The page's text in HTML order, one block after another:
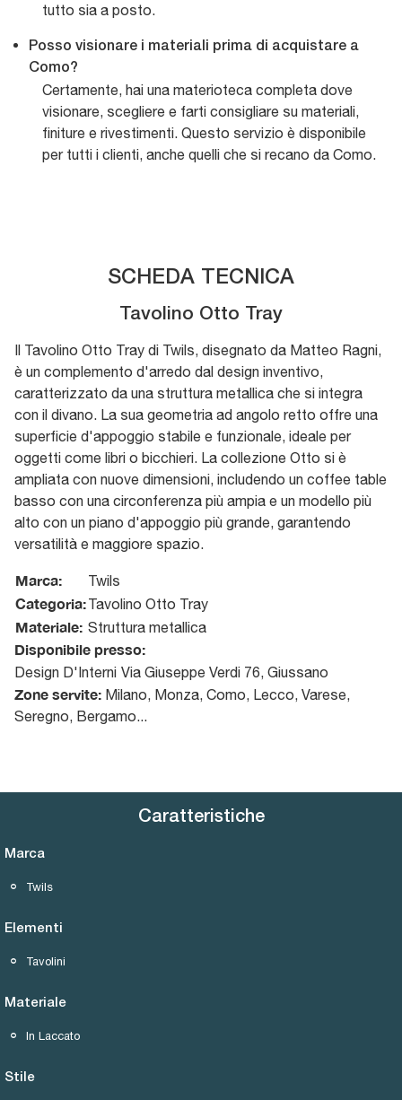
tutto sia a posto.
Posso visionare i materiali prima di acquistare a
Como?
Certamente, hai una materioteca completa dove
visionare, scegliere e farti consigliare su materiali,
finiture e rivestimenti. Questo servizio è disponibile
per tutti i clienti, anche quelli che si recano da Como.
SCHEDA TECNICA
Tavolino Otto Tray
Il Tavolino Otto Tray di Twils, disegnato da Matteo Ragni,
è un complemento d'arredo dal design inventivo,
caratterizzato da una struttura metallica che si integra
con il divano. La sua geometria ad angolo retto offre una
superficie d'appoggio stabile e funzionale, ideale per
oggetti come libri o bicchieri. La collezione Otto si è
ampliata con nuove dimensioni, includendo un coffee table
basso con una circonferenza più ampia e un modello più
alto con un piano d'appoggio più grande, garantendo
versatilità e maggiore spazio.
Marca: Twils
Categoria:Tavolino Otto Tray
Materiale: Struttura metallica
Disponibile presso:
Design D'Interni Via Giuseppe Verdi 76, Giussano
Zone servite: Milano, Monza, Como, Lecco, Varese,
Seregno, Bergamo...
Caratteristiche
Marca
Twils
Elementi
Tavolini
Materiale
In Laccato
Stile